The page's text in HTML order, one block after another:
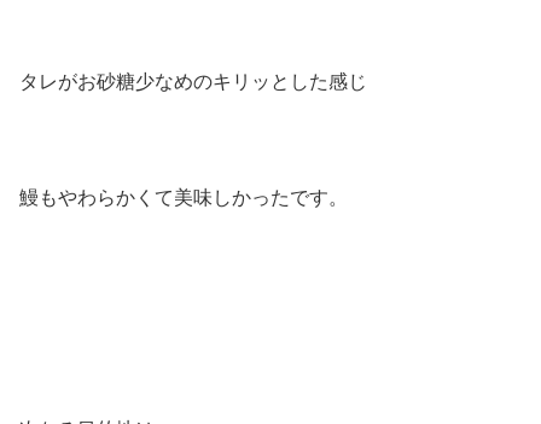
タレがお砂糖少なめのキリッとした感じ
鰻もやわらかくて美味しかったです。